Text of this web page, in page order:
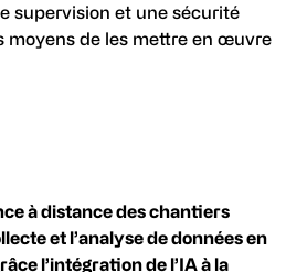
supervision et une sécurité
moyens de les mettre en œuvre
à distance des chantiers
et l’analyse de données en
l’intégration de l’IA à la